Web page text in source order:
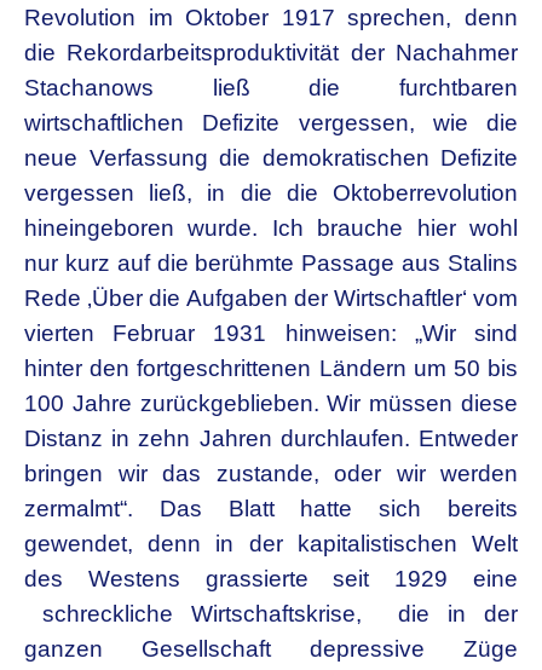
Revolution im Oktober 1917 sprechen, denn
die Rekordarbeitsproduktivität der Nachahmer
Stachanows ließ die furchtbaren
wirtschaftlichen Defizite vergessen, wie die
neue Verfassung die demokratischen Defizite
vergessen ließ, in die die Oktoberrevolution
hineingeboren wurde. Ich brauche hier wohl
nur kurz auf die berühmte Passage aus Stalins
Rede ‚Über die Aufgaben der Wirtschaftler‘ vom
vierten Februar 1931 hinweisen: „Wir sind
hinter den fortgeschrittenen Ländern um 50 bis
100 Jahre zurückgeblieben. Wir müssen diese
Distanz in zehn Jahren durchlaufen. Entweder
bringen wir das zustande, oder wir werden
zermalmt“. Das Blatt hatte sich bereits
gewendet, denn in der kapitalistischen Welt
des Westens grassierte seit 1929 eine
schreckliche Wirtschaftskrise, die in der
ganzen Gesellschaft depressive Züge